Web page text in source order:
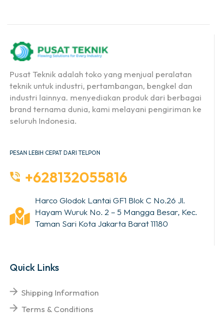
Pusat Teknik adalah toko yang menjual peralatan
teknik untuk industri, pertambangan, bengkel dan
industri lainnya. menyediakan produk dari berbagai
brand ternama dunia, kami melayani pengiriman ke
seluruh Indonesia.
PESAN LEBIH CEPAT DARI TELPON
+628132055816
Harco Glodok Lantai GF1 Blok C No.26 Jl.
Hayam Wuruk No. 2 – 5 Mangga Besar, Kec.
Taman Sari Kota Jakarta Barat 11180
Quick Links
Shipping Information
Terms & Conditions